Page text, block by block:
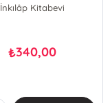
İnkılâp Kitabevi
₺340,00